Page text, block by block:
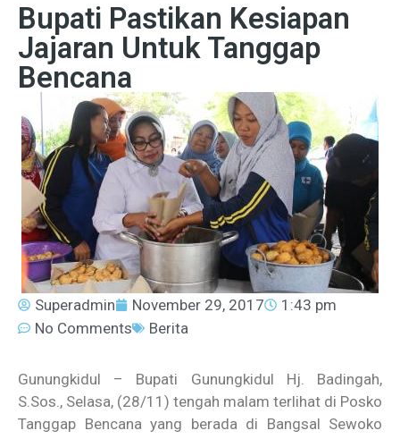
Bupati Pastikan Kesiapan
Jajaran Untuk Tanggap
Bencana
Superadmin November 29, 2017
1:43 pm
No Comments
Berita
Gunungkidul – Bupati Gunungkidul Hj. Badingah,
S.Sos., Selasa, (28/11) tengah malam terlihat di Posko
Tanggap Bencana yang berada di Bangsal Sewoko